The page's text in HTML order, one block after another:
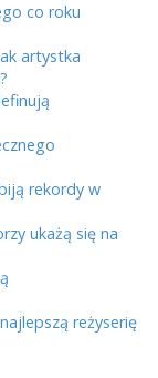
co roku
artystka
rekordy w
ukażą się na
reżyserię